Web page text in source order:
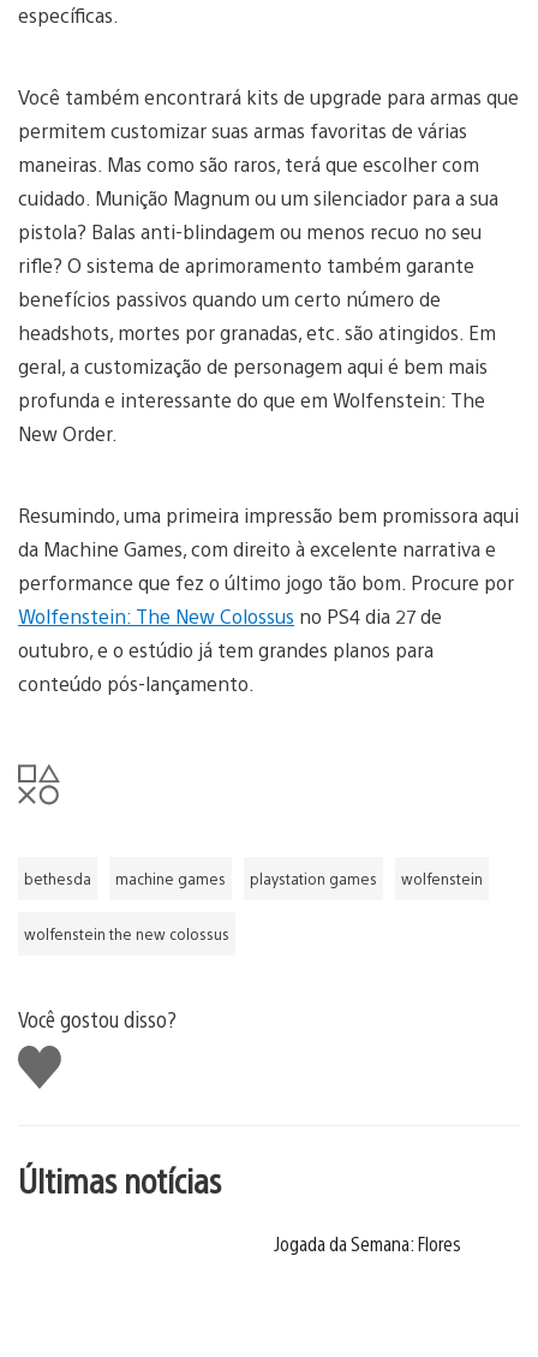
específicas.
Você também encontrará kits de upgrade para armas que
permitem customizar suas armas favoritas de várias
maneiras. Mas como são raros, terá que escolher com
cuidado. Munição Magnum ou um silenciador para a sua
pistola? Balas anti-blindagem ou menos recuo no seu
rifle? O sistema de aprimoramento também garante
benefícios passivos quando um certo número de
headshots, mortes por granadas, etc. são atingidos. Em
geral, a customização de personagem aqui é bem mais
profunda e interessante do que em Wolfenstein: The
New Order.
Resumindo, uma primeira impressão bem promissora aqui
da Machine Games, com direito à excelente narrativa e
performance que fez o último jogo tão bom. Procure por
Wolfenstein: The New Colossus no PS4 dia 27 de
outubro, e o estúdio já tem grandes planos para
conteúdo pós-lançamento.
bethesda machine games playstation games wolfenstein
wolfenstein the new colossus
Você gostou disso?
Curtir
Últimas notícias
Jogada da Semana: Flores